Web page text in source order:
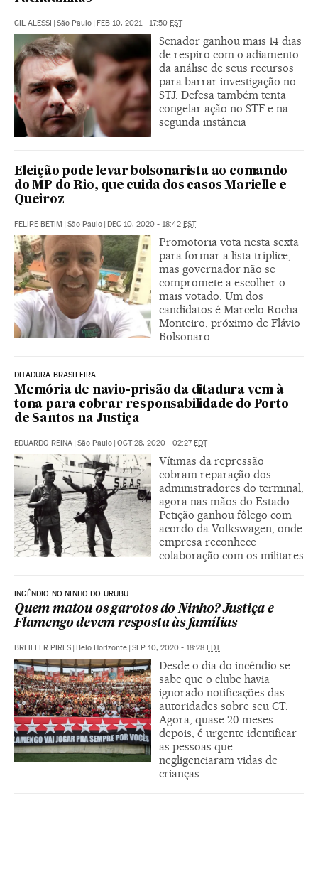
GIL ALESSI | São Paulo | FEB 10, 2021 - 17:50 EST
Senador ganhou mais 14 dias
de respiro com o adiamento
da análise de seus recursos
para barrar investigação no
STJ. Defesa também tenta
congelar ação no STF e na
segunda instância
Eleição pode levar bolsonarista ao comando
do MP do Rio, que cuida dos casos Marielle e
Queiroz
FELIPE BETIM | São Paulo | DEC 10, 2020 - 18:42 EST
Promotoria vota nesta sexta
para formar a lista tríplice,
mas governador não se
compromete a escolher o
mais votado. Um dos
candidatos é Marcelo Rocha
Monteiro, próximo de Flávio
Bolsonaro
DITADURA BRASILEIRA
Memória de navio-prisão da ditadura vem à
tona para cobrar responsabilidade do Porto
de Santos na Justiça
EDUARDO REINA | São Paulo | OCT 28, 2020 - 02:27EDT
Vítimas da repressão
cobram reparação dos
administradores do terminal,
agora nas mãos do Estado.
Petição ganhou fôlego com
acordo da Volkswagen, onde
empresa reconhece
colaboração com os militares
INCÊNDIO NO NINHO DO URUBU
Quem matou os garotos do Ninho? Justiça e
Flamengo devem resposta às famílias
BREILLER PIRES | Belo Horizonte | SEP 10, 2020 - 18:28 EDT
Desde o dia do incêndio se
sabe que o clube havia
ignorado notificações das
autoridades sobre seu CT.
Agora, quase 20 meses
depois, é urgente identificar
as pessoas que
negligenciaram vidas de
crianças